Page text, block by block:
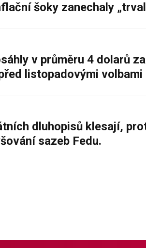
šoky zanechaly
v průměru 4 dolarů
listopadovými volbami
dluhopisů klesají,
sazeb Fedu.